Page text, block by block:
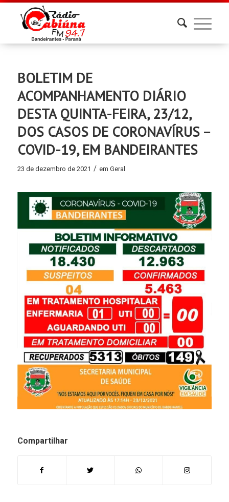
BOLETIM DE
ACOMPANHAMENTO DIÁRIO
DESTA QUINTA-FEIRA, 23/12,
DOS CASOS DE CORONAVÍRUS –
COVID-19, EM BANDEIRANTES
23 de dezembro de 2021 / em Geral
Compartilhar